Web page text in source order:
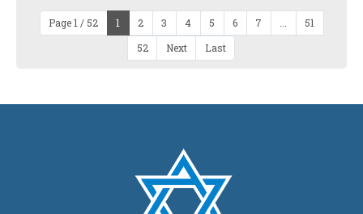
Page 1 / 52 1 2 3 4 5 6 7
51
52
Next Last